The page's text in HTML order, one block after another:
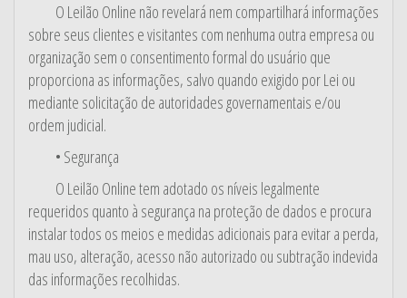
O Leilão Online não revelará nem compartilhará informações
sobre seus clientes e visitantes com nenhuma outra empresa ou
organização sem o consentimento formal do usuário que
proporciona as informações, salvo quando exigido por Lei ou
mediante solicitação de autoridades governamentais e/ou
ordem judicial.
• Segurança
O Leilão Online tem adotado os níveis legalmente
requeridos quanto à segurança na proteção de dados e procura
instalar todos os meios e medidas adicionais para evitar a perda,
mau uso, alteração, acesso não autorizado ou subtração indevida
das informações recolhidas.